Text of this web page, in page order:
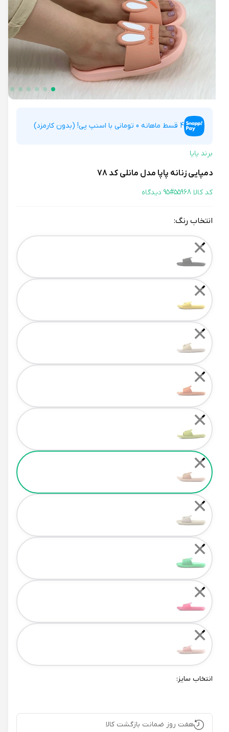
4 قسط ماهانه 0 تومانی با اسنپ پی! (بدون کارمزد)
برند پاپا
دمپایی زنانه پاپا مدل مانلی کد 78
کد کالا 55968# 95 دیدگاه
انتخاب رنگ:
Color
✕
✕
✕
✕
✕
✕
✕
✕
✕
✕
انتخاب سایز:
هفت روز ضمانت بازگشت کالا